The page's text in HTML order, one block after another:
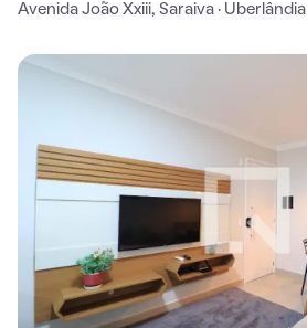
Avenida João Xxiii, Saraiva · Uberlândia